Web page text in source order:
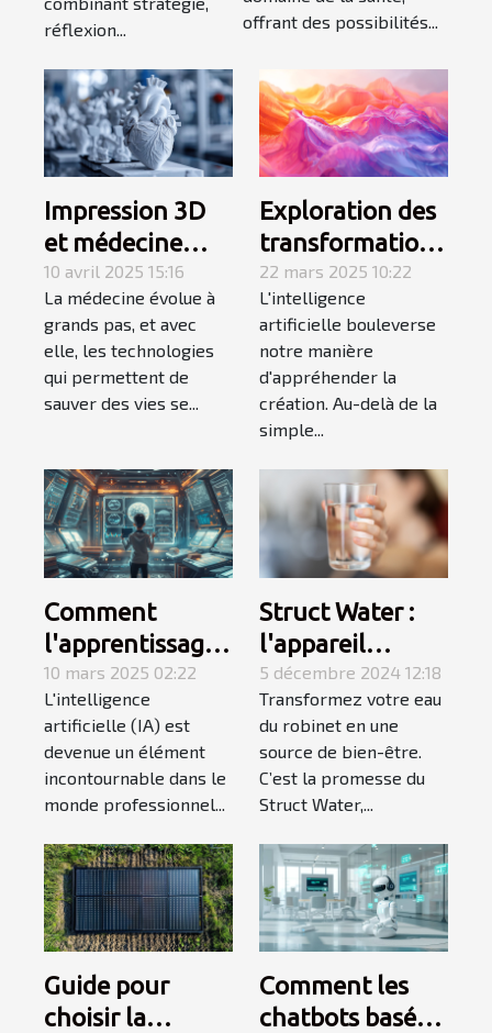
réflexion...
éthiques
offrant des possibilités...
Impression 3D
et médecine
personnalisée
comment
l'impression
d'organes
change les
10 avril 2025 15:16
La médecine évolue à
grands pas, et avec
elle, les technologies
qui permettent de
sauver des vies se...
Exploration des
transformations
créatives à
travers
l'intelligence
artificielle
22 mars 2025 10:22
L'intelligence
artificielle bouleverse
notre manière
d'appréhender la
création. Au-delà de la
simple...
Comment
l'apprentissage
de l'IA en 4
semaines peut
transformer
votre carrière
10 mars 2025 02:22
L'intelligence
artificielle (IA) est
devenue un élément
incontournable dans le
monde professionnel...
Struct Water :
l'appareil
indispensable
pour obtenir de
l’eau aimantée
chez soi
5 décembre 2024 12:18
Transformez votre eau
du robinet en une
source de bien-être.
C’est la promesse du
Struct Water,...
Guide pour
choisir la
Comment les
chatbots basés